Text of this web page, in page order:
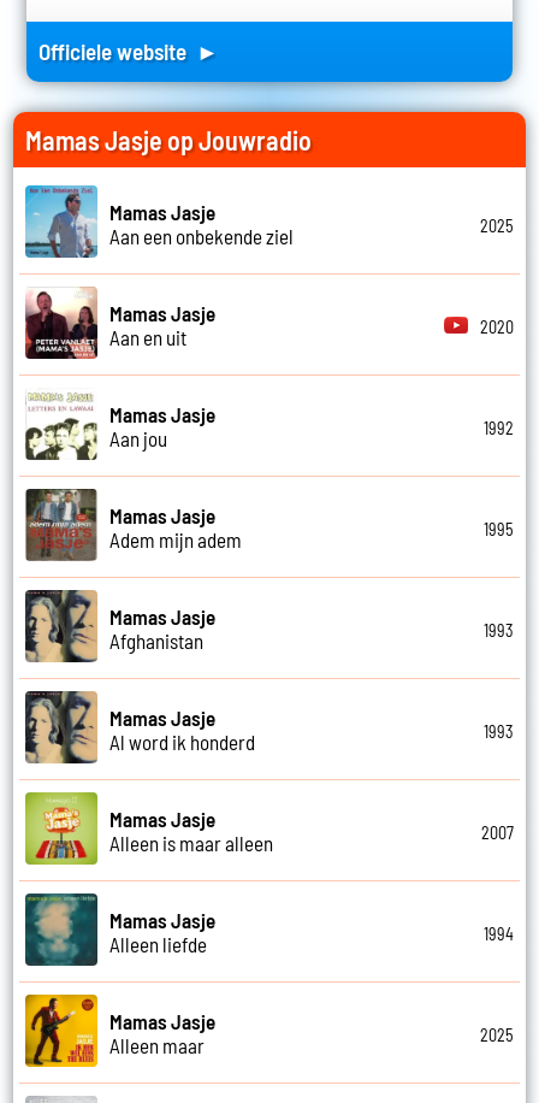
Officiele website ►
Mamas Jasje op Jouwradio
Mamas Jasje
Aan een onbekende ziel
2025
Mamas Jasje
Aan en uit
2020
Mamas Jasje
Aan jou
1992
Mamas Jasje
Adem mijn adem
1995
Mamas Jasje
Afghanistan
1993
Mamas Jasje
Al word ik honderd
1993
Mamas Jasje
Alleen is maar alleen
2007
Mamas Jasje
Alleen liefde
1994
Mamas Jasje
Alleen maar
2025